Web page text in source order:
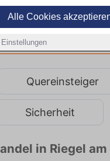
Alle Cookies
Einstellungen
Quereinsteiger
Sicherheit
in Riegel